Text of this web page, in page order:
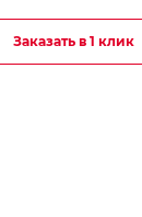
Заказать в 1 клик